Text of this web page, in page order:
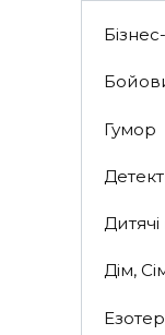
Гумор
Дім,